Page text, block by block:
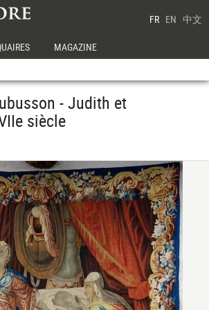
FR EN 中文
MAGAZINE
- Judith et
siècle